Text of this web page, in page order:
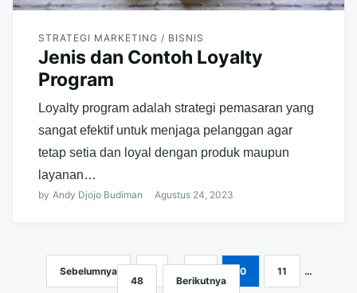
STRATEGI MARKETING / BISNIS
Jenis dan Contoh Loyalty
Program
Loyalty program adalah strategi pemasaran yang
sangat efektif untuk menjaga pelanggan agar
tetap setia dan loyal dengan produk maupun
layanan…
by Andy Djojo Budiman Agustus 24, 2023
Navigasi
pos
Sebelumnya 10 11
…
48
Berikutnya